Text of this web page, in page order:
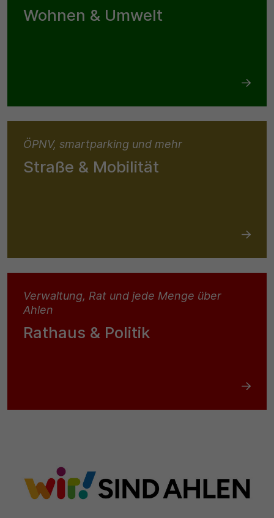
Wohnen & Umwelt
ÖPNV, smartparking und mehr
Straße & Mobilität
Verwaltung, Rat und jede Menge über
Ahlen
Rathaus & Politik